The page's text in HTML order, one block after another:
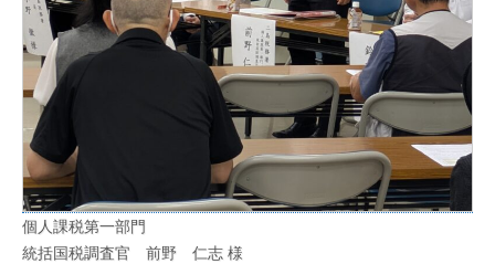
個人課税第一部門
統括国税調査官 前野 仁志 様